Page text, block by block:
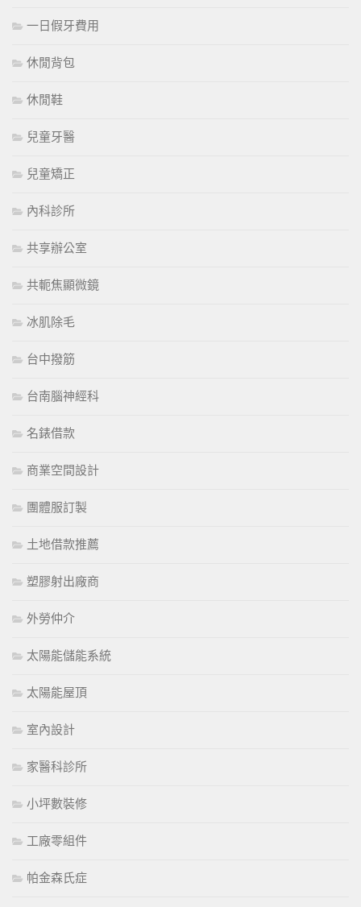
一日假牙費用
休閒背包
休閒鞋
兒童牙醫
兒童矯正
內科診所
共享辦公室
共軛焦顯微鏡
冰肌除毛
台中撥筋
台南腦神經科
名錶借款
商業空間設計
團體服訂製
土地借款推薦
塑膠射出廠商
外勞仲介
太陽能儲能系統
太陽能屋頂
室內設計
家醫科診所
小坪數裝修
工廠零組件
帕金森氏症